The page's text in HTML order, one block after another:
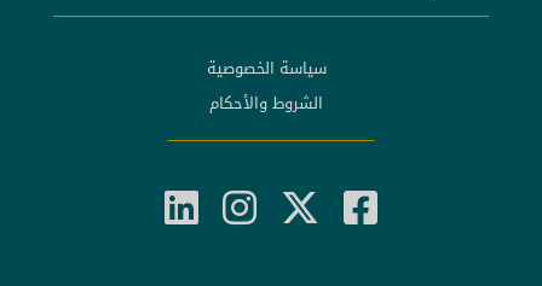
سياسة الخصوصية
الشروط والأحكام